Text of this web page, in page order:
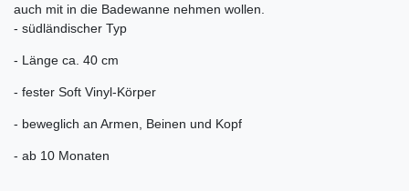
auch mit in die Badewanne nehmen wollen.
- südländischer Typ
- Länge ca. 40 cm
- fester Soft Vinyl-Körper
- beweglich an Armen, Beinen und Kopf
- ab 10 Monaten